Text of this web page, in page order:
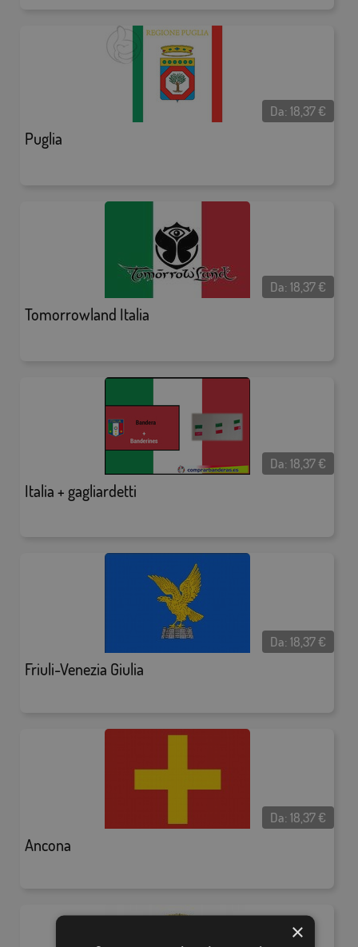
Puglia
Da:18,37€
Tomorrowland Italia
Da:18,37€
Italia + gagliardetti
Da:18,37€
Friuli-Venezia Giulia
Da:18,37€
Ancona
Da:18,37€
×